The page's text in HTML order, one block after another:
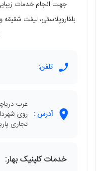
جهت انجام خدمات
بلفاروپلاستی، لیفت
تلفن:
آدرس :
غرب
تجاری
خدمات کلینیک بهار: